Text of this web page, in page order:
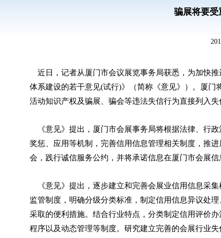
骗展将要
近日，记者从厦门市会议展览事务局获悉，为加快
体系建设的若干意见(试行)》（简称《意见》）。厦
活动知识产权及骗展、骗会等违法失信行为直接列入
《意见》提出，厦门市会展事务局将根据法律、行
奖惩、应用等机制，完善信用信息管理相关制度，推
会，践行诚信服务公约，并将承诺信息在厦门市会展
《意见》提出，逐步建立和完善会展业信用信息采
监管制度，明确分级分类标准，制定信用信息异议处
采取的便利措施。结合行业特点，分类制定信用评价
程序以及动态管理等制度。研究建立完善的会展行业